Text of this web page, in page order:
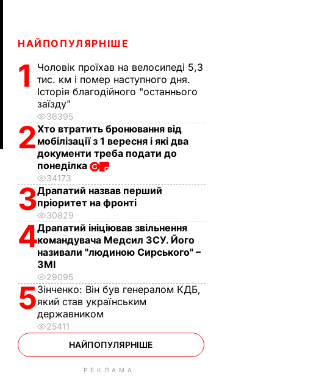
НАЙПОПУЛЯРНІШЕ
1
Чоловік проїхав на велосипеді 5,3
тис. км і помер наступного дня.
Історія благодійного "останнього
заїзду"
36395
2Хто втратить бронювання від
мобілізації з 1 вересня і які два
документи треба подати до
понеділка
34173
3Драпатий назвав перший
пріоритет на фронті
30829
4Драпатий ініціював звільнення
командувача Медсил ЗСУ. Його
називали "людиною Сирського" –
ЗМІ
29095
5Зінченко: Він був генералом КДБ,
який став українським
державником
25411
НАЙПОПУЛЯРНІШЕ
РЕКЛАМА